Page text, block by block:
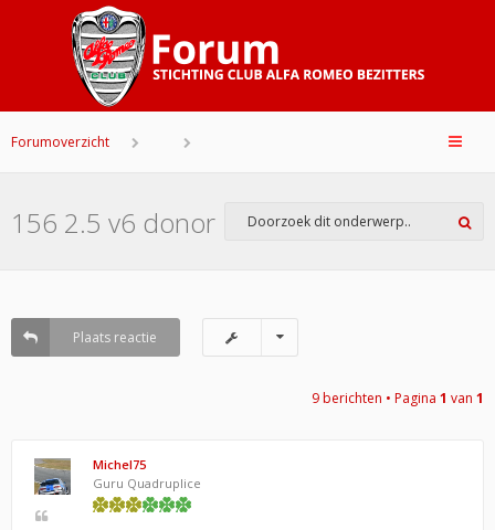
Forumoverzicht
156 2.5 v6 donor
Plaats reactie
9 berichten • Pagina 1 van 1
Michel75
Guru Quadruplice